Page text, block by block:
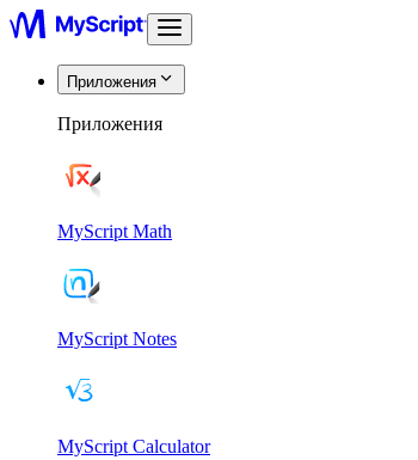
Приложения
Приложения
MyScript Math
MyScript Notes
MyScript Calculator